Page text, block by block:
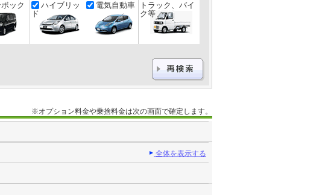
ック
ハイブリッ
ド
電気自動車
トラック、バイ
ク等
※オプション料金や乗捨料金は次の画面で確定します。
全体を表示する